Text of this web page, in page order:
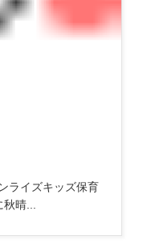
ライズキッズ保育
晴...